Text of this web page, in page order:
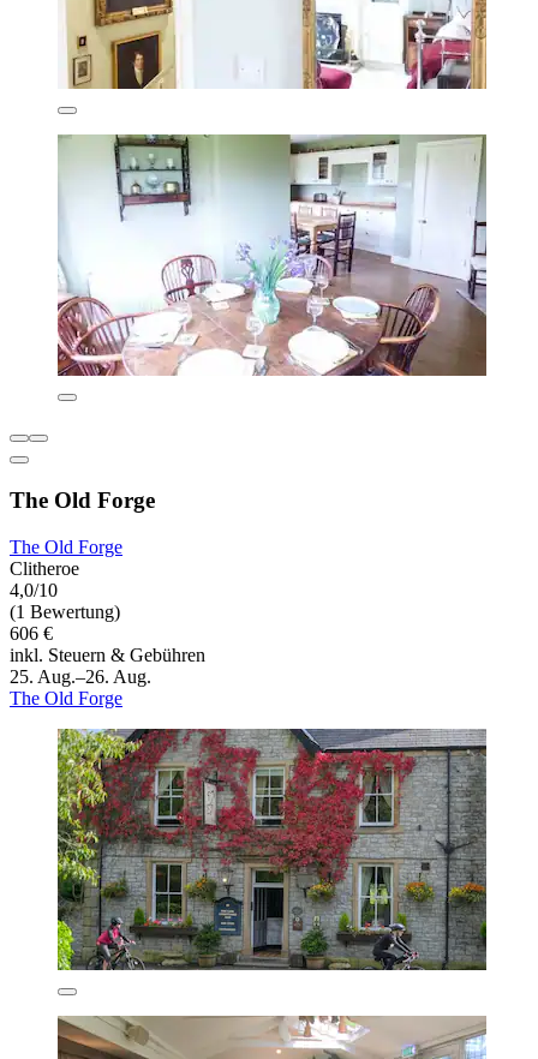
The Old Forge
The Old Forge
Clitheroe
4,0/10
(1 Bewertung)
606 €
inkl. Steuern & Gebühren
25. Aug.–26. Aug.
The Old Forge